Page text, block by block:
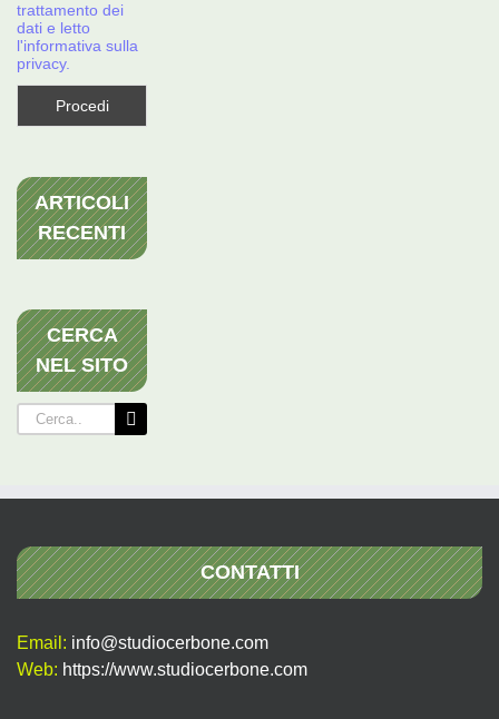
trattamento dei
dati e letto
l'informativa sulla
privacy.
ARTICOLI
RECENTI
CERCA
NEL SITO
Cerca
per:
CONTATTI
Email: info@studiocerbone.com
Web: https://www.studiocerbone.com